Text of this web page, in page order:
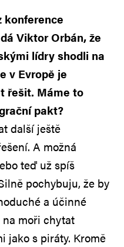
konference
Viktor Orbán, že
lídry shodli na
v Evropě je
řešit. Máme to
pakt?
další ještě
A možná
teď už spíš
pochybuju, že by
a účinné
na moři chytat
jako s piráty. Kromě